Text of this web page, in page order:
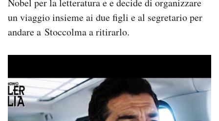
un viaggio insieme ai due figli e al segretario per
andare a Stoccolma a ritirarlo.